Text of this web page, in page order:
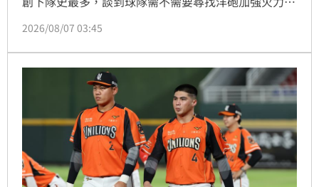
開季到現在只有陳傑憲的表現較為穩定，喊話其他選手
2026/08/07 03:45